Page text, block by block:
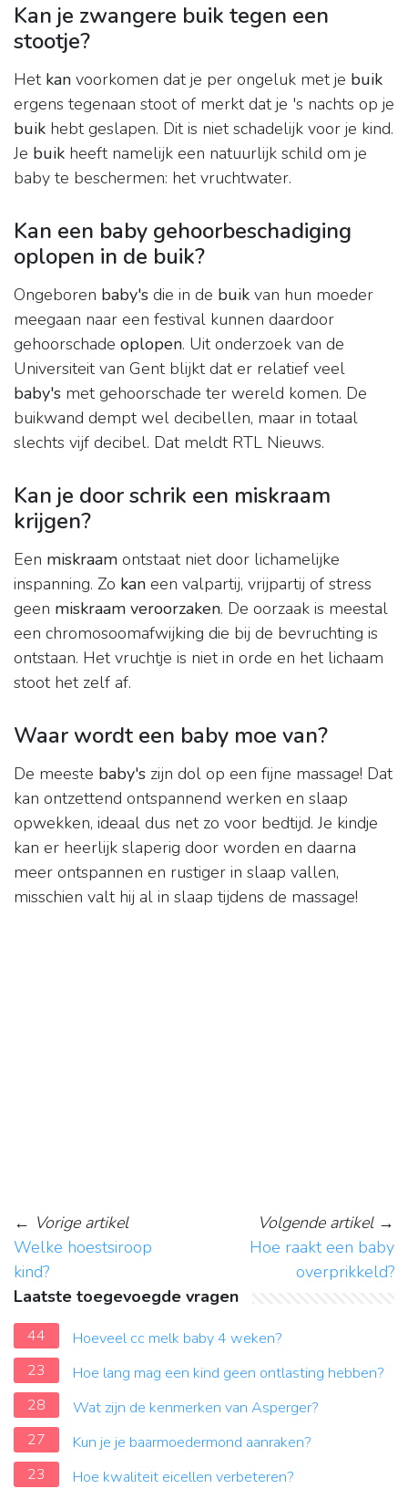
Kan je zwangere buik tegen een
stootje?
Het kan voorkomen dat je per ongeluk met je buik
ergens tegenaan stoot of merkt dat je 's nachts op je
buik hebt geslapen. Dit is niet schadelijk voor je kind.
Je buik heeft namelijk een natuurlijk schild om je
baby te beschermen: het vruchtwater.
Kan een baby gehoorbeschadiging
oplopen in de buik?
Ongeboren baby's die in de buik van hun moeder
meegaan naar een festival kunnen daardoor
gehoorschade oplopen. Uit onderzoek van de
Universiteit van Gent blijkt dat er relatief veel
baby's met gehoorschade ter wereld komen. De
buikwand dempt wel decibellen, maar in totaal
slechts vijf decibel. Dat meldt RTL Nieuws.
Kan je door schrik een miskraam
krijgen?
Een miskraam ontstaat niet door lichamelijke
inspanning. Zo kan een valpartij, vrijpartij of stress
geen miskraam veroorzaken. De oorzaak is meestal
een chromosoomafwijking die bij de bevruchting is
ontstaan. Het vruchtje is niet in orde en het lichaam
stoot het zelf af.
Waar wordt een baby moe van?
De meeste baby's zijn dol op een fijne massage! Dat
kan ontzettend ontspannend werken en slaap
opwekken, ideaal dus net zo voor bedtijd. Je kindje
kan er heerlijk slaperig door worden en daarna
meer ontspannen en rustiger in slaap vallen,
misschien valt hij al in slaap tijdens de massage!
← Vorige artikel
Welke hoestsiroop
kind?
Volgende artikel→
Hoe raakt een baby
overprikkeld?
Laatste toegevoegde vragen
44
Hoeveel cc melk baby 4 weken?
23
Hoe lang mag een kind geen ontlasting hebben?
28
Wat zijn de kenmerken van Asperger?
27
Kun je je baarmoedermond aanraken?
23
Hoe kwaliteit eicellen verbeteren?